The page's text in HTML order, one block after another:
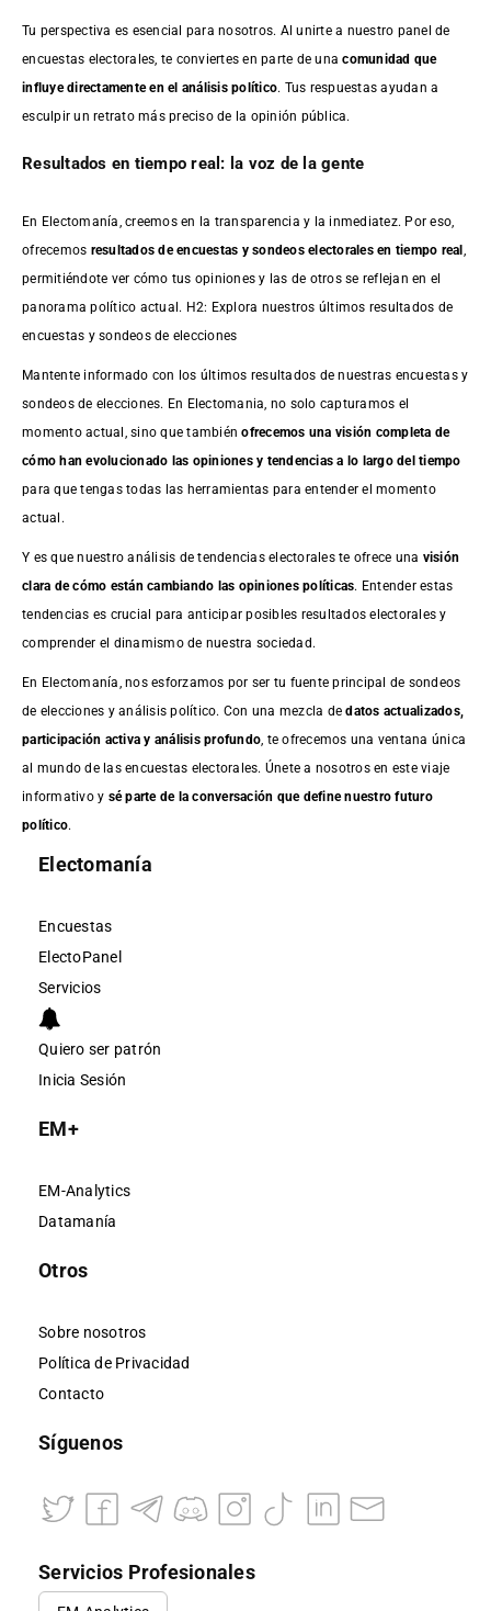
Tu perspectiva es esencial para nosotros. Al unirte a nuestro panel de
encuestas electorales, te conviertes en parte de unacomunidad que
influye directamente en el análisis político. Tus respuestas ayudan a
esculpir un retrato más preciso de la opinión pública.
Resultados en tiempo real: la voz de la gente
En Electomanía, creemos en la transparencia y la inmediatez. Por eso,
ofrecemos resultados deencuestas y sondeos electorales en tiempo real
permitiéndote ver cómo tus opiniones y las de otros se reflejan en el
panorama político actual. H2: Explora nuestros últimos resultados de
encuestas y sondeos de elecciones
Mantente informado con los últimos resultados de nuestras encuestasy
sondeos de elecciones. En Electomania, no solo capturamos el
momento actual, sino que tambiénofrecemos una visión completa de
cómo han evolucionado las opiniones y tendencias a lo largo del tiempo
para que tengas todas las herramientas para entender el momento
actual.
Y es que nuestro análisis de tendencias electorales te ofrece una visión
clara de cómo están cambiando las opiniones políticas. Entender estas
tendencias es crucial para anticipar posibles resultados electorales y
comprender el dinamismo de nuestra sociedad.
En Electomanía, nos esforzamos por ser tu fuente principal de sondeos
de elecciones y análisis político. Con una mezcla dedatos actualizados,
participación activa y análisis profundo , te ofrecemos una ventana única
al mundo de las encuestas electorales. Únete a nosotros en este viaje
informativo y sé parte de la conversación que define nuestro futuro
político.
Electomanía
Encuestas
ElectoPanel
Servicios
Quiero ser patrón
Inicia Sesión
EM+
EM-Analytics
Datamanía
Otros
Sobre nosotros
Política de Privacidad
Contacto
Síguenos
Servicios Profesionales